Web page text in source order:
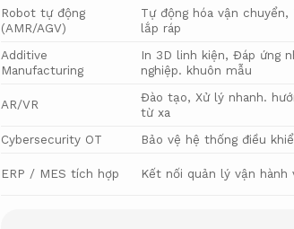
Robot tự động
(AMR/AGV)
Tự động hóa vận chuyển,
lắp ráp
Additive
Manufacturing
In 3D linh kiện, Đáp ứng
nghiệp. khuôn mẫu
AR/VR Đào tạo, Xử lý nhanh.
từ xa
Cybersecurity OT
Bảo vệ hệ thống điều
ERP / MES tích hợp Kết nối quản lý vận hành